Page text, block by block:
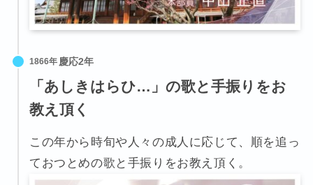
1866年
「あしきはらひ…」の歌と手振りをお
教え頂く
この年から時旬や人々の成人に応じて、順を追っ
ておつとめの歌と手振りをお教え頂く。